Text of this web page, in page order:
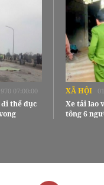
07:00:00
thể dục
XÃ HỘI
Xe tải lao
tông 6